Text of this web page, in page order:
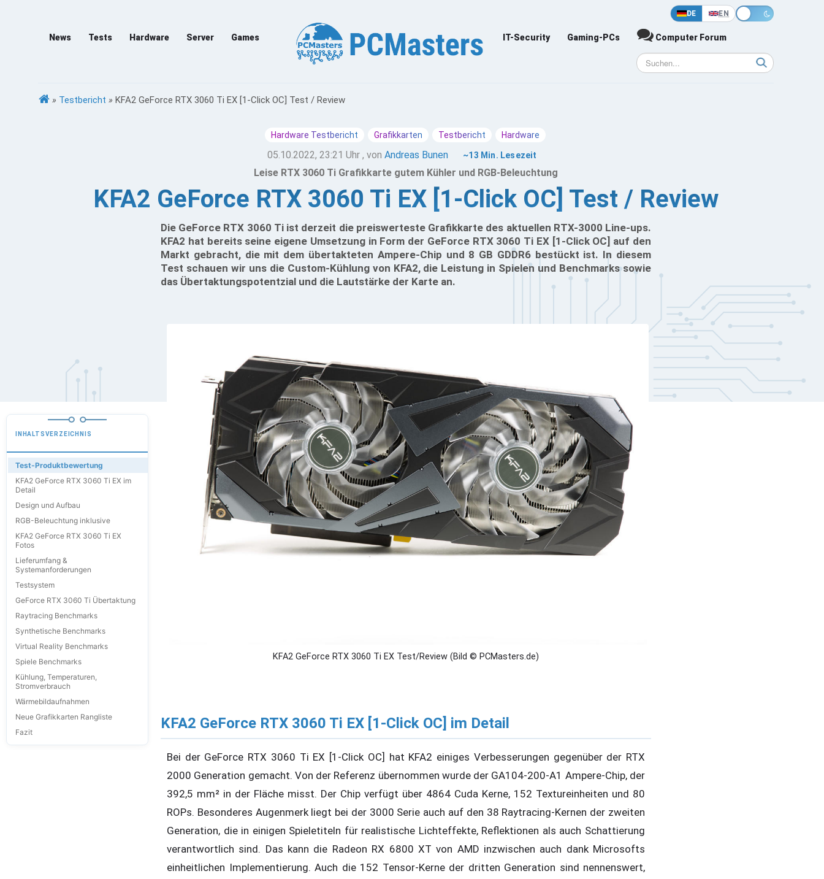
DE EN
News Tests Hardware Server Games IT-Security Gaming-PCs Computer Forum
» Testbericht » KFA2 GeForce RTX 3060 Ti EX [1-Click OC] Test / Review
Hardware Testbericht Grafikkarten Testbericht Hardware
05.10.2022, 23:21 Uhr , vonAndreas Bunen ~13 Min. Lesezeit
Leise RTX 3060 Ti Grafikkarte gutem Kühler und RGB-Beleuchtung
KFA2 GeForce RTX 3060 Ti EX [1-Click OC] Test / Review
Die GeForce RTX 3060 Ti ist derzeit die preiswerteste Grafikkarte des aktuellen RTX-3000 Line-ups.
KFA2 hat bereits seine eigene Umsetzung in Form der GeForce RTX 3060 Ti EX [1-Click OC] auf den
Markt gebracht, die mit dem übertakteten Ampere-Chip und 8 GB GDDR6 bestückt ist. In diesem
Test schauen wir uns die Custom-Kühlung von KFA2, die Leistung in Spielen und Benchmarks sowie
das Übertaktungspotentzial und die Lautstärke der Karte an.
INHALTSVERZEICHNIS
Test-Produktbewertung
KFA2 GeForce RTX 3060 Ti EX im
Detail
Design und Aufbau
RGB-Beleuchtung inklusive
KFA2 GeForce RTX 3060 Ti EX
Fotos
Lieferumfang &
Systemanforderungen
Testsystem
GeForce RTX 3060 Ti Übertaktung
Raytracing Benchmarks
Synthetische Benchmarks
Virtual Reality Benchmarks
Spiele Benchmarks
Kühlung, Temperaturen,
Stromverbrauch
Wärmebildaufnahmen
Neue Grafikkarten Rangliste
Fazit
KFA2 GeForce RTX 3060 Ti EX Test/Review (Bild © PCMasters.de)
KFA2 GeForce RTX 3060 Ti EX [1-Click OC] im Detail
Bei der GeForce RTX 3060 Ti EX [1-Click OC] hat KFA2 einiges Verbesserungen gegenüber der RTX
2000 Generation gemacht. Von der Referenz übernommen wurde der GA104-200-A1 Ampere-Chip, der
392,5 mm² in der Fläche misst. Der Chip verfügt über 4864 Cuda Kerne, 152 Textureinheiten und 80
ROPs. Besonderes Augenmerk liegt bei der 3000 Serie auch auf den 38 Raytracing-Kernen der zweiten
Generation, die in einigen Spieletiteln für realistische Lichteffekte, Reflektionen als auch Schattierung
verantwortlich sind. Das kann die Radeon RX 6800 XT von AMD inzwischen auch dank Microsofts
einheitlichen Implementierung. Auch die 152 Tensor-Kerne der dritten Generation sind nennenswert,